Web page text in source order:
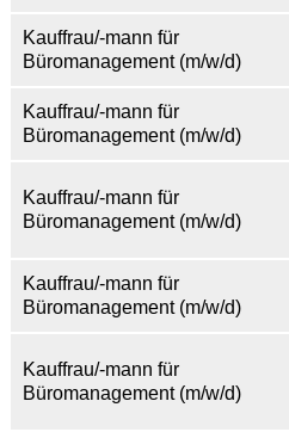
Kauffrau/-mann für
Büromanagement (m/w/d)
Kauffrau/-mann für
Büromanagement (m/w/d)
Kauffrau/-mann für
Büromanagement (m/w/d)
Kauffrau/-mann für
Büromanagement (m/w/d)
Kauffrau/-mann für
Büromanagement (m/w/d)